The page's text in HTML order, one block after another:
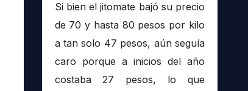
Si bien el jitomate bajó su precio
de 70 y hasta 80 pesos por kilo
a tan solo 47 pesos, aún seguía
caro porque a inicios del año
costaba 27 pesos, lo que